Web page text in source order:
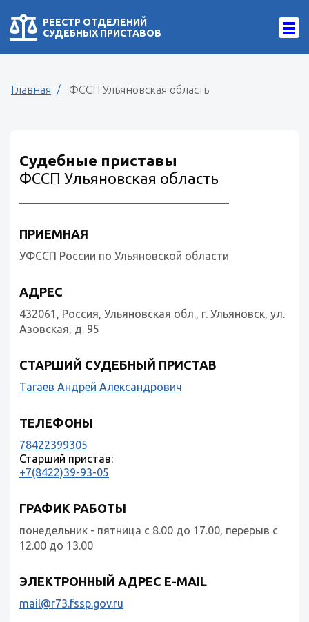
РЕЕСТР ОТДЕЛЕНИЙ
СУДЕБНЫХ ПРИСТАВОВ
Главная ФССП Ульяновская область
Судебные приставы
ФССП Ульяновская область
ПРИЕМНАЯ
УФССП России по Ульяновской области
АДРЕС
432061, Россия, Ульяновская обл., г. Ульяновск, ул.
Азовская, д. 95
СТАРШИЙ СУДЕБНЫЙ ПРИСТАВ
Тагаев Андрей Александрович
ТЕЛЕФОНЫ
78422399305
Старший пристав:
+7(8422)39-93-05
ГРАФИК РАБОТЫ
понедельник - пятница с 8.00 до 17.00, перерыв с
12.00 до 13.00
ЭЛЕКТРОННЫЙ АДРЕС E-MAIL
mail@r73.fssp.gov.ru